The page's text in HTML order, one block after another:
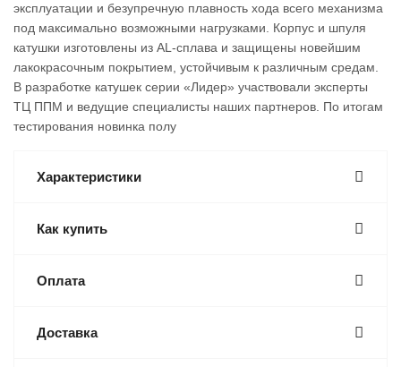
эксплуатации и безупречную плавность хода всего механизма
под максимально возможными нагрузками. Корпус и шпуля
катушки изготовлены из AL-сплава и защищены новейшим
лакокрасочным покрытием, устойчивым к различным средам.
В разработке катушек серии «Лидер» участвовали эксперты
ТЦ ППМ и ведущие специалисты наших партнеров. По итогам
тестирования новинка полу
Характеристики
Как купить
Оплата
Доставка